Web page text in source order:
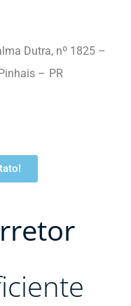
Dutra, nº 1825 –
– PR